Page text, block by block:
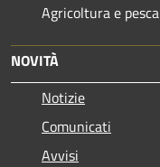
Agricoltura e pesca
NOVITÀ
Notizie
Comunicati
Avvisi